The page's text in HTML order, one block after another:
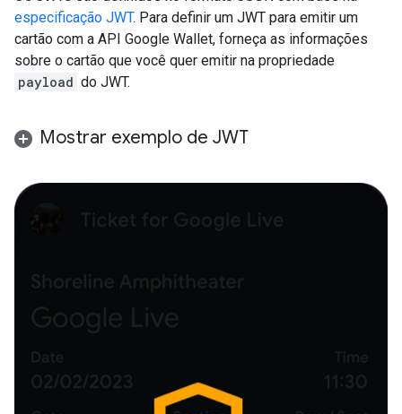
especificação JWT. Para definir um JWT para emitir um
cartão com a API Google Wallet, forneça as informações
sobre o cartão que você quer emitir na propriedade
payload do JWT.
Mostrar exemplo de JWT